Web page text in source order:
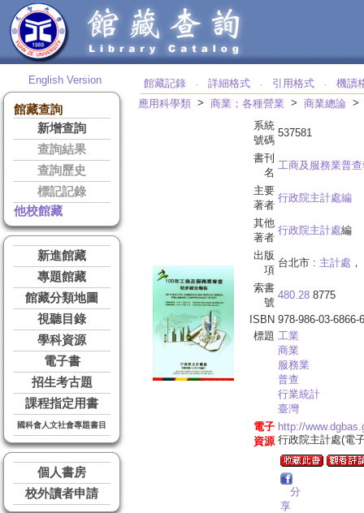
English Version
館藏查詢
新增查詢
查詢結果
查詢歷史
標記記錄
他校館藏
新進館藏
專題館藏
館藏分類地圖
視聽目錄
學科資源
電子書
招生考古題
課程指定用書
國科會人文社會專題書目
個人書房
校外讀者申請
館藏記錄 ‧ 詳細格式 ‧ 引用格式 ‧
機讀
應用科學類 > 商業；各種營業 > 商業總論
系統
號碼
537581
書刊
名
工商及服務業普
主要
著者
行政院主計處編
其他
著者
行政院主計處編
出版
項
台北市 : 主計處
索書
號
480.28 8775
ISBN 978-986-03-6866-6
標題 工業
商業
服務業
普查
行業統計
臺灣
電子
資源
http://
行政院主計處(電
分
享